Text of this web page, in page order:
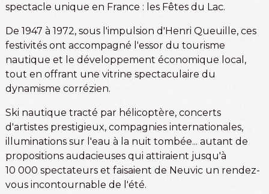
spectacle unique en France : les Fêtes du Lac.
De 1947 à 1972, sous l'impulsion d'Henri Queuille, ces
festivités ont accompagné l'essor du tourisme
nautique et le développement économique local,
tout en offrant une vitrine spectaculaire du
dynamisme corrézien.
Ski nautique tracté par hélicoptère, concerts
d'artistes prestigieux, compagnies internationales,
illuminations sur l'eau à la nuit tombée... autant de
propositions audacieuses qui attiraient jusqu'à
10 000 spectateurs et faisaient de Neuvic un rendez-
vous incontournable de l'été.